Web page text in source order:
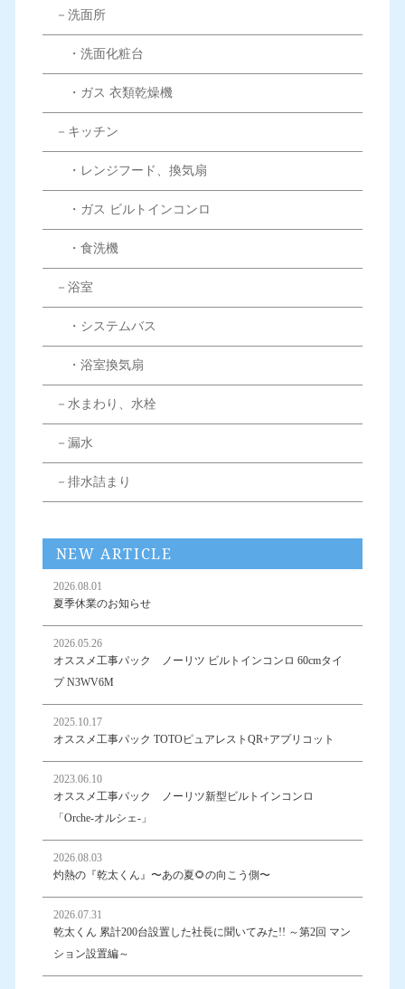
－洗面所
・洗面化粧台
・ガス 衣類乾燥機
－キッチン
・レンジフード、換気扇
・ガス ビルトインコンロ
・食洗機
－浴室
・システムバス
・浴室換気扇
－水まわり、水栓
－漏水
－排水詰まり
NEW ARTICLE
2026.08.01
夏季休業のお知らせ
2026.05.26
オススメ工事パック ノーリツ ビルトインコンロ 60cmタイ
プ N3WV6M
2025.10.17
オススメ工事パック TOTOピュアレストQR+アプリコット
2023.06.10
オススメ工事パック ノーリツ新型ビルトインコンロ
「Orche-オルシェ-」
2026.08.03
灼熱の『乾太くん』〜あの夏🌻の向こう側〜
2026.07.31
乾太くん 累計200台設置した社長に聞いてみた!! ～第2回 マン
ション設置編～